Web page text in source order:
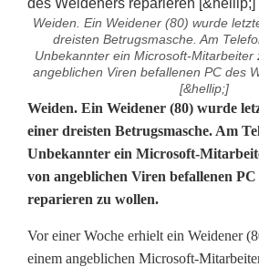
Weiden. Ein Weidener (80) wurde
dreisten Betrugsmasche. Am
Unbekannter ein Microsoft-Mitarbeiter
angeblichen Viren befallenen PC des
[&hellip;]
F
a
l
c
Weiden. Ein Weidener (80) wurde
einer dreisten Betrugsmasche. Am
Unbekannter ein Microsoft-
von angeblichen Viren befallenen PC
reparieren zu wollen.
Vor einer Woche erhielt ein Weidener
einem angeblichen Microsoft-